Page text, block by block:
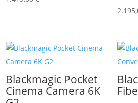
Blackmagic Pocket
Cinema Camera 6K